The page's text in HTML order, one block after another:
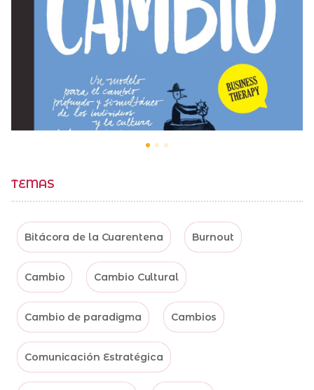
TEMAS
Bitácora de la Cuarentena Burnout
Cambio Cambio Cultural
Cambio de paradigma Cambios
Comunicación Estratégica